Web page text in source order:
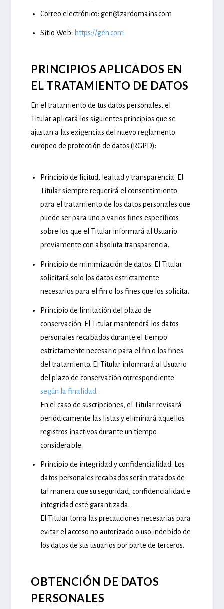
Correo electrónico: gen@zardomains.com
Sitio Web: https://gén.com
PRINCIPIOS APLICADOS EN
EL TRATAMIENTO DE DATOS
En el tratamiento de tus datos personales, el
Titular aplicará los siguientes principios que se
ajustan a las exigencias del nuevo reglamento
europeo de protección de datos (RGPD):
Principio de licitud, lealtad y transparencia: El
Titular siempre requerirá el consentimiento
para el tratamiento de los datos personales que
puede ser para uno o varios fines específicos
sobre los que el Titular informará al Usuario
previamente con absoluta transparencia.
Principio de minimización de datos: El Titular
solicitará solo los datos estrictamente
necesarios para el fin o los fines que los solicita.
Principio de limitación del plazo de
conservación: El Titular mantendrá los datos
personales recabados durante el tiempo
estrictamente necesario para el fin o los fines
del tratamiento. El Titular informará al Usuario
del plazo de conservación correspondiente
según la finalidad.
En el caso de suscripciones, el Titular revisará
periódicamente las listas y eliminará aquellos
registros inactivos durante un tiempo
considerable.
Principio de integridad y confidencialidad: Los
datos personales recabados serán tratados de
tal manera que su seguridad, confidencialidad e
integridad esté garantizada.
El Titular toma las precauciones necesarias para
evitar el acceso no autorizado o uso indebido de
los datos de sus usuarios por parte de terceros.
OBTENCIÓN DE DATOS
PERSONALES